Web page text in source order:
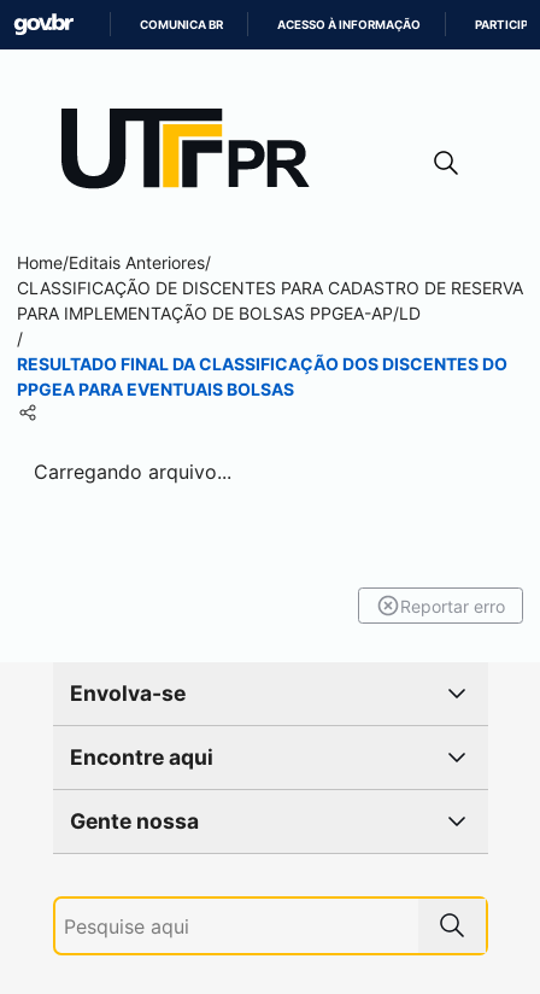
CONTEÚDO
COMUNICA BR ACESSO À INFORMAÇÃO PARTICIPE
Home/Editais Anteriores/
CLASSIFICAÇÃO DE DISCENTES PARA CADASTRO DE RESERVA
PARA IMPLEMENTAÇÃO DE BOLSAS PPGEA-AP/LD
/
RESULTADO FINAL DA CLASSIFICAÇÃO DOS DISCENTES DO
PPGEA PARA EVENTUAIS BOLSAS
Carregando arquivo...
Reportar erro
Envolva-se
Encontre aqui
Gente nossa